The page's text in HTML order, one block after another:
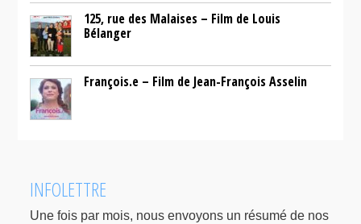
125, rue des Malaises – Film de Louis
Bélanger
François.e – Film de Jean-François Asselin
INFOLETTRE
Une fois par mois, nous envoyons un résumé de nos